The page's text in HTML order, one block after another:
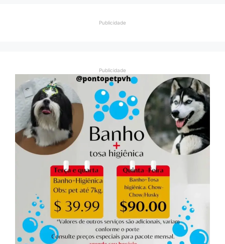
Publicidade
Publicidade